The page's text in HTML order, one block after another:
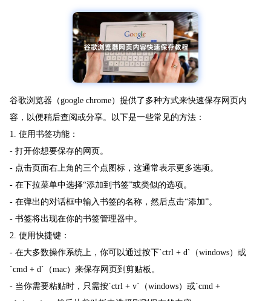
谷歌浏览器（google chrome）提供了多种方式来快速保存网页内
容，以便稍后查阅或分享。以下是一些常见的方法：
1. 使用书签功能：
- 打开你想要保存的网页。
- 点击页面右上角的三个点图标，这通常表示更多选项。
- 在下拉菜单中选择“添加到书签”或类似的选项。
- 在弹出的对话框中输入书签的名称，然后点击“添加”。
- 书签将出现在你的书签管理器中。
2. 使用快捷键：
- 在大多数操作系统上，你可以通过按下`ctrl + d`（windows）或
`cmd + d`（mac）来保存网页到剪贴板。
- 当你需要粘贴时，只需按`ctrl + v`（windows）或`cmd +